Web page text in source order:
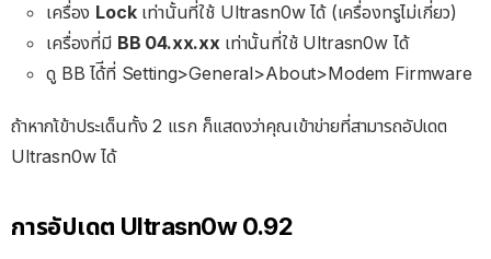
เครื่อง Lockเท่านั้นที่ใช้ Ultrasn0w ได้ (เครื่องทรูไม่เกี่ยว)
เครื่องที่มี BB 04.xx.xx เท่านั้นที่ใช้ Ultrasn0w ได้
ดู BB ได้ีที่ Setting>General>About>Modem Firmware
ถ้าหากเ้ข้าประเด็นทั้ง 2 แรก ก็แสดงว่าคุณเข้าข่ายที่สามารถอัปเดต
Ultrasn0w ได้
การอัปเดต Ultrasn0w 0.92